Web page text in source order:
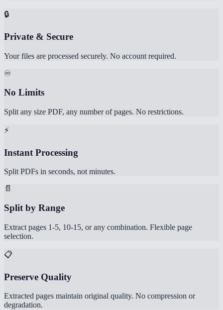
🔒
Private & Secure
Your files are processed securely. No account required.
♾️
No Limits
Split any size PDF, any number of pages. No restrictions.
⚡
Instant Processing
Split PDFs in seconds, not minutes.
📄
Split by Range
Extract pages 1-5, 10-15, or any combination. Flexible page
selection.
📋
Preserve Quality
Extracted pages maintain original quality. No compression or
degradation.